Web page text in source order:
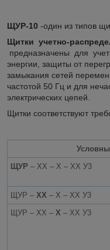
ЩУР-10 -один из типов
Щитки учетно-
предназначены для
энергии, защиты от
замыкания сетей
частотой 50 Гц и для
электрических цепей.
Щитки соответствуют
ЩУР – ХХ – Х – ХХ У3
ЩУР – ХХ – Х – ХХ У3
ЩУР – ХХ – Х – ХХ У3